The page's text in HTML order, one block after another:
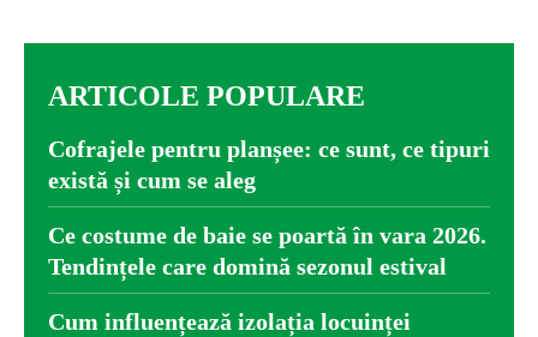
ARTICOLE POPULARE
Cofrajele pentru planșee: ce sunt, ce tipuri
există și cum se aleg
Ce costume de baie se poartă în vara 2026.
Tendințele care domină sezonul estival
Cum influențează izolația locuinței